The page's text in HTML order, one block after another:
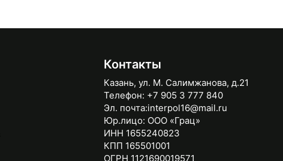
Контакты
Казань, ул. М. Салимжанова, д.21
Телефон: +7 905 3 777 840
Эл. почта:interpol16@mail.ru
Юр.лицо: ООО «Грац»
ИНН 1655240823
КПП 165501001
ОГРН 1121690019571